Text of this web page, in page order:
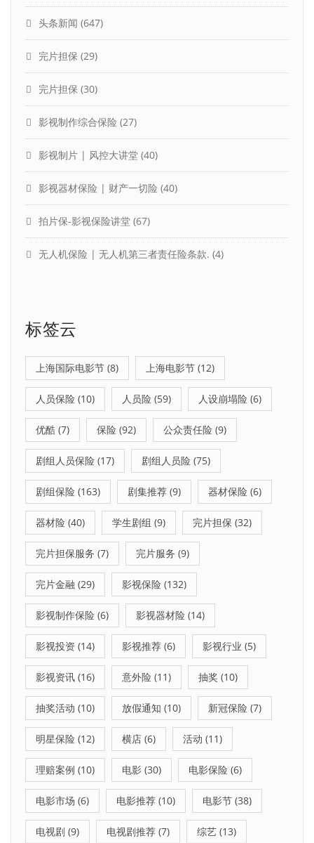
头条新闻 (647)
完片担保 (29)
完片担保 (30)
影视制作综合保险 (27)
影视制片 | 风控大讲堂 (40)
影视器材保险 | 财产一切险 (40)
拍片保-影视保险讲堂 (67)
无人机保险 | 无人机第三者责任险条款. (4)
标签云
上海国际电影节 (8) 上海电影节 (12)
人员保险 (10) 人员险 (59) 人设崩塌险 (6)
优酷 (7) 保险 (92) 公众责任险 (9)
剧组人员保险 (17) 剧组人员险 (75)
剧组保险 (163) 剧集推荐 (9) 器材保险 (6)
器材险 (40) 学生剧组 (9) 完片担保 (32)
完片担保服务 (7) 完片服务 (9)
完片金融 (29) 影视保险 (132)
影视制作保险 (6) 影视器材险 (14)
影视投资 (14) 影视推荐 (6) 影视行业 (5)
影视资讯 (16) 意外险 (11) 抽奖 (10)
抽奖活动 (10) 放假通知 (10) 新冠保险 (7)
明星保险 (12) 横店 (6) 活动 (11)
理赔案例 (10) 电影 (30) 电影保险 (6)
电影市场 (6) 电影推荐 (10) 电影节 (38)
电视剧 (9) 电视剧推荐 (7) 综艺 (13)